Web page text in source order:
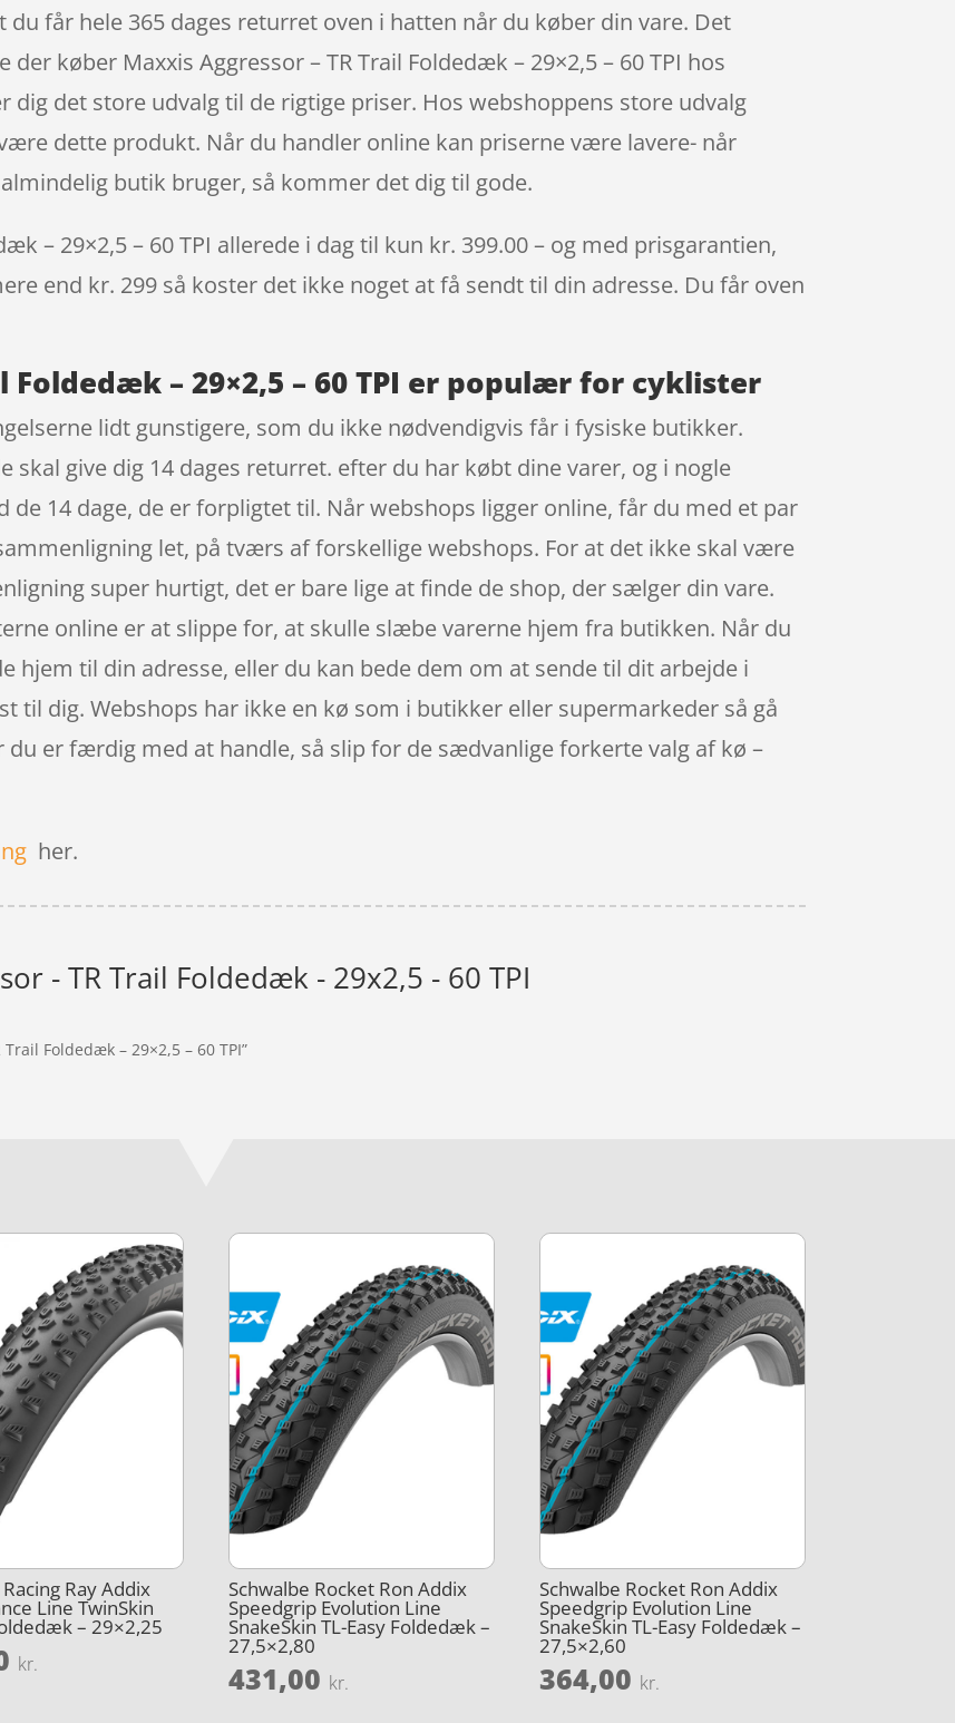
får hele 365 dages returret oven i hatten når du køber din vare. Det
køber Maxxis Aggressor – TR Trail Foldedæk – 29×2,5 – 60 TPI hos
dig det store udvalg til de rigtige priser. Hos webshoppens store udvalg
dette produkt. Når du handler online kan priserne være lavere- når
butik bruger, så kommer det dig til gode.
– 29×2,5 – 60 TPI allerede i dag til kun kr. 399.00 – og med prisgarantien,
end kr. 299 så koster det ikke noget at få sendt til din adresse. Du får oven
Foldedæk – 29×2,5 – 60 TPI er populær for cyklister
lidt gunstigere, som du ikke nødvendigvis får i fysiske butikker.
skal give dig 14 dages returret. efter du har købt dine varer, og i nogle
14 dage, de er forpligtet til. Når webshops ligger online, får du med et par
let, på tværs af forskellige webshops. For at det ikke skal være
super hurtigt, det er bare lige at finde de shop, der sælger din vare.
online er at slippe for, at skulle slæbe varerne hjem fra butikken. Når du
hjem til din adresse, eller du kan bede dem om at sende til dit arbejde i
til dig. Webshops har ikke en kø som i butikker eller supermarkeder så gå
er færdig med at handle, så slip for de sædvanlige forkerte valg af kø –
her.
- TR Trail Foldedæk - 29x2,5 - 60 TPI
Foldedæk – 29×2,5 – 60 TPI”
Ray Addix
Line TwinSkin
– 29×2,25
kr.
Schwalbe Rocket Ron Addix
Speedgrip Evolution Line
SnakeSkin TL-Easy Foldedæk –
27,5×2,80
431,00 kr.
Schwalbe Rocket Ron Addix
Speedgrip Evolution Line
SnakeSkin TL-Easy Foldedæk –
27,5×2,60
364,00 kr.